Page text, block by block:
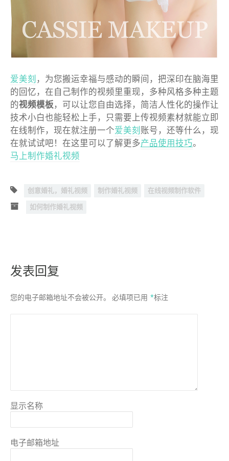
爱美刻 ，为您搬运幸福与感动的瞬间，把深印在脑海里
的回忆，在自己制作的视频里重现，多种风格多种主题
的视频模板 ，可以让您自由选择，简洁人性化的操作让
技术小白也能轻松上手，只需要上传视频素材就能立即
在线制作，现在就注册一个爱美刻 账号，还等什么，现
在就试试吧！在这里可以了解更多产品使用技巧。
马上制作婚礼视频
创意婚礼，婚礼视频 制作婚礼视频 在线视频制作软件
如何制作婚礼视频
发表回复
您的电子邮箱地址不会被公开。 必填项已用 *标注
显示名称
电子邮箱地址